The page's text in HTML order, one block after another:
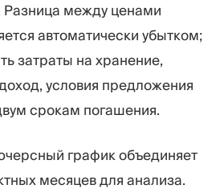
Разница между ценами
автоматически убытком;
затраты на хранение,
условия предложения
срокам погашения.
график объединяет
месяцев для анализа.